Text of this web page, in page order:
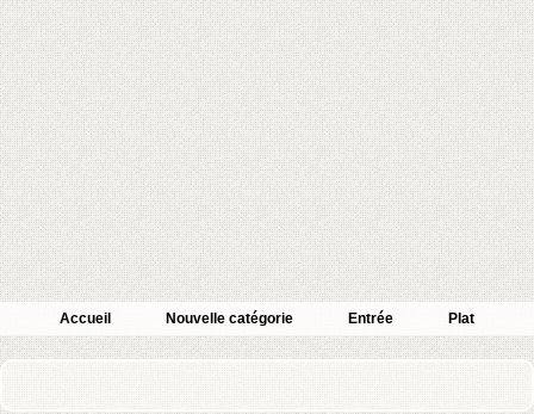
Accueil Nouvelle catégorie Entrée Plat